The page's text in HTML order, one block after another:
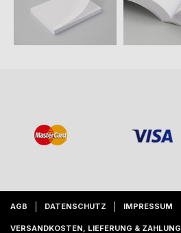
AGB DATENSCHUTZ IMPRESSUM
VERSANDKOSTEN, LIEFERUNG & ZAHLUNG